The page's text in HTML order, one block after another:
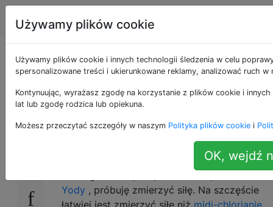
Inżynieria Tagi
Jak obliczyć strajki
sztuk walki?
Yody , próbuję zmierzyć siłę. Na szczęście
łatwiej jest zmierzyć siłę niż midi-chlorianie .
Używamy plików cookie
Używamy plików cookie i innych technologii śledzenia w celu
spersonalizowane treści i ukierunkowane reklamy, analizować ruch
Kontynuując, wyrażasz zgodę na korzystanie z plików cookie i
lat lub zgodę rodzica lub opiekuna.
Możesz przeczytać szczegóły w naszym Polityka plików cookie i
OK, wejdź